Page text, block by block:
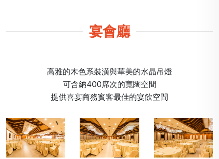
宴會廳
高雅的木色系裝潢與華美的水晶吊燈
可含納400席次的寬闊空間
提供喜宴商務賓客最佳的宴飲空間